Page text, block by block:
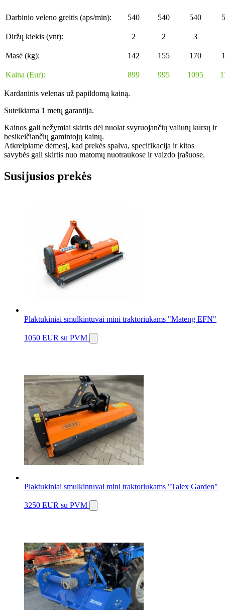
Darbinio veleno greitis (aps/min): 540 540 540
Diržų kiekis (vnt): 2 2 3
Masė (kg): 142 155 170
Kaina (Eur): 899 995 1095
Kardaninis velenas už papildomą kainą.
Suteikiama 1 metų garantija.
Kainos gali nežymiai skirtis dėl nuolat svyruojančių valiutų kursų ir
besikeičiančių gamintojų kainų.
Atkreipiame dėmesį, kad prekės spalva, specifikacija ir kitos
savybės gali skirtis nuo matomų nuotraukose ir vaizdo įrašuose.
Susijusios prekės
Plaktukiniai smulkintuvai mini traktoriukams "Mateng EFN"
1050 EUR su PVM
Plaktukiniai smulkintuvai mini traktoriukams "Talex Garden"
3250 EUR su PVM